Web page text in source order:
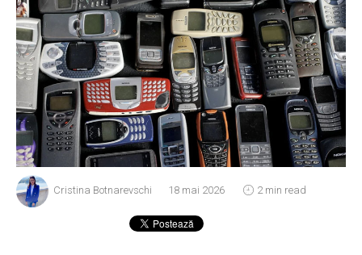
Cristina Botnarevschi 18 mai 2026 2 min read